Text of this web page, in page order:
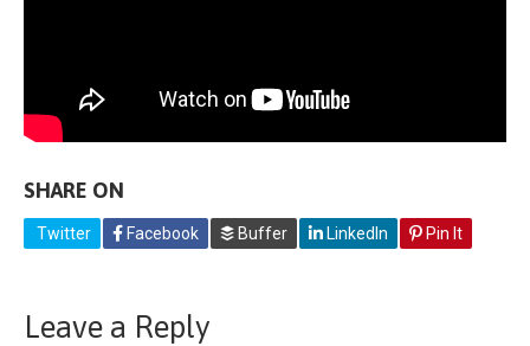
SHARE ON
Twitter Facebook Buffer LinkedIn Pin It
Leave a Reply